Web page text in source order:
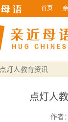
首页
点灯人教育资讯
点灯人
作者：